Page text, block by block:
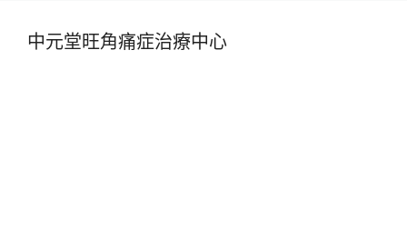
中元堂旺角痛症治療中心